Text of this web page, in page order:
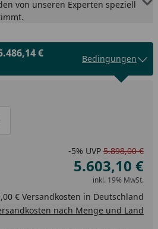
von unseren Experten speziell
€
Bedingungen
eins verringern
manuell eingeben
um eins erhöhen
-5% UVP 5.898,00 €
5.603,10 €
inkl. 19% MwSt.
€ Versandkosten in Deutschland
nach Menge und Land